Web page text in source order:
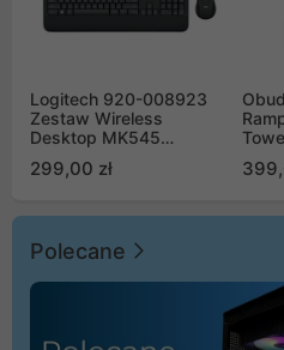
Logitech 920-008923
Zestaw Wireless
Desktop MK545
299,00 zł
Polecane